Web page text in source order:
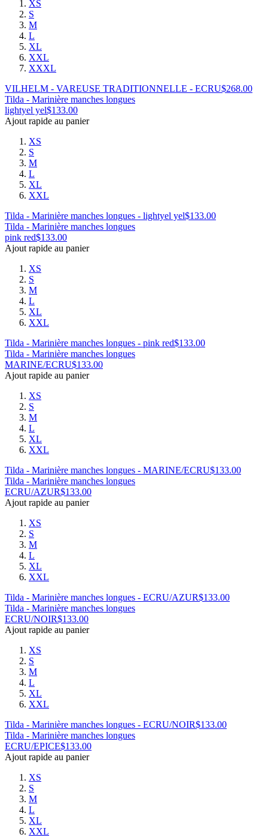
XS
S
M
L
XL
XXL
XXXL
VILHELM - VAREUSE TRADITIONNELLE - ECRU$268.00
Tilda - Marinière manches longues
lightyel yel$133.00
Ajout rapide au panier
XS
S
M
L
XL
XXL
Tilda - Marinière manches longues - lightyel yel$133.00
Tilda - Marinière manches longues
pink red$133.00
Ajout rapide au panier
XS
S
M
L
XL
XXL
Tilda - Marinière manches longues - pink red$133.00
Tilda - Marinière manches longues
MARINE/ECRU$133.00
Ajout rapide au panier
XS
S
M
L
XL
XXL
Tilda - Marinière manches longues - MARINE/ECRU$133.00
Tilda - Marinière manches longues
ECRU/AZUR$133.00
Ajout rapide au panier
XS
S
M
L
XL
XXL
Tilda - Marinière manches longues - ECRU/AZUR$133.00
Tilda - Marinière manches longues
ECRU/NOIR$133.00
Ajout rapide au panier
XS
S
M
L
XL
XXL
Tilda - Marinière manches longues - ECRU/NOIR$133.00
Tilda - Marinière manches longues
ECRU/EPICE$133.00
Ajout rapide au panier
XS
S
M
L
XL
XXL